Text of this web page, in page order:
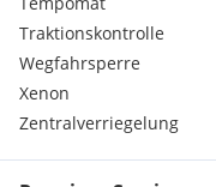
Traktionskontrolle
Wegfahrsperre
Xenon
Zentralverriegelung